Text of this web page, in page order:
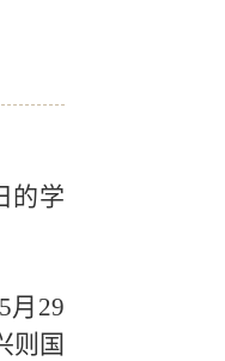
的学
5月 29
则国